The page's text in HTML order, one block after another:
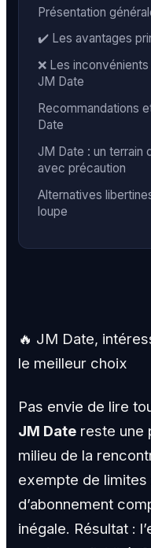
Présentation
✔️ Les avantages
❌ Les
JM Date
Recommandations
Date
JM Date : un terrain
avec précaution
Alternatives
loupe
🔥 JM Date,
le meilleur choix
Pas envie de lire
JM Date reste une
milieu de la
exempte de
d’abonnement
inégale. Résultat :